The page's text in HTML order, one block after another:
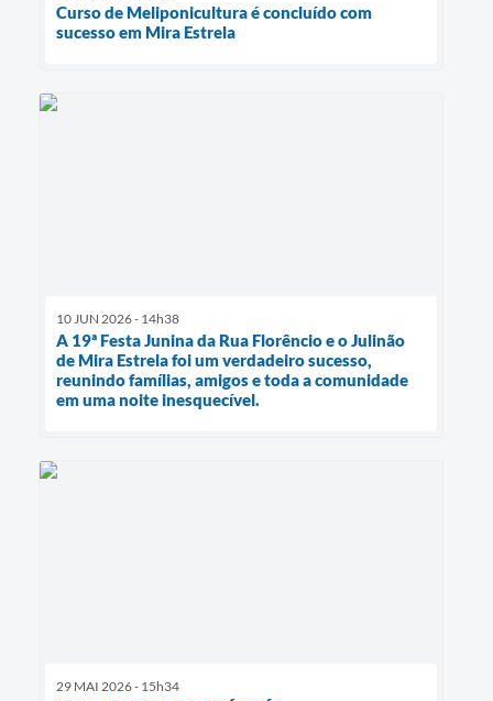
Curso de Meliponicultura é concluído com
sucesso em Mira Estrela
10 JUN 2026 - 14h38
A 19ª Festa Junina da Rua Florêncio e o Julinão
de Mira Estrela foi um verdadeiro sucesso,
reunindo famílias, amigos e toda a comunidade
em uma noite inesquecível.
29 MAI 2026 - 15h34